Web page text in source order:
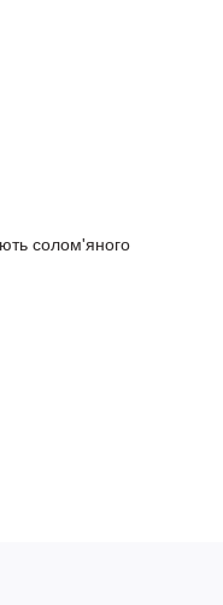
солом'яного